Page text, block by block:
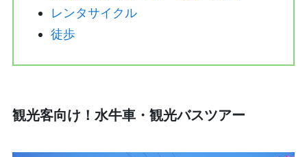
レンタサイクル
徒歩
観光客向け！水牛車・観光バスツアー